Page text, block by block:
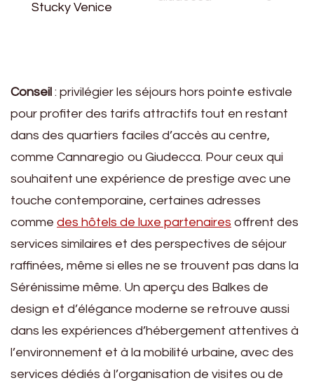
Stucky Venice
Conseil : privilégier les séjours hors pointe estivale
pour profiter des tarifs attractifs tout en restant
dans des quartiers faciles d’accès au centre,
comme Cannaregio ou Giudecca. Pour ceux qui
souhaitent une expérience de prestige avec une
touche contemporaine, certaines adresses
comme des hôtels de luxe partenaires offrent des
services similaires et des perspectives de séjour
raffinées, même si elles ne se trouvent pas dans la
Sérénissime même. Un aperçu des Balkes de
design et d’élégance moderne se retrouve aussi
dans les expériences d’hébergement attentives à
l’environnement et à la mobilité urbaine, avec des
services dédiés à l’organisation de visites ou de